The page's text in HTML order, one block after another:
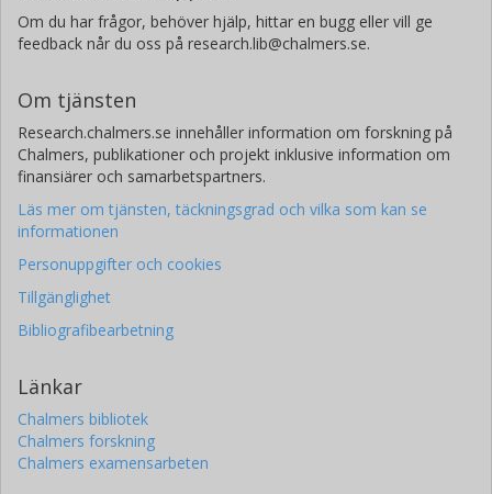
Om du har frågor, behöver hjälp, hittar en bugg eller vill ge
feedback når du oss på research.lib@chalmers.se.
Om tjänsten
Research.chalmers.se innehåller information om forskning på
Chalmers, publikationer och projekt inklusive information om
finansiärer och samarbetspartners.
Läs mer om tjänsten, täckningsgrad och vilka som kan se
informationen
Personuppgifter och cookies
Tillgänglighet
Bibliografibearbetning
Länkar
Chalmers bibliotek
Chalmers forskning
Chalmers examensarbeten